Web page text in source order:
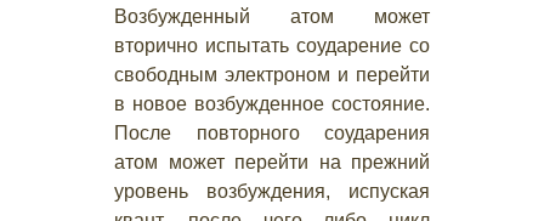
Возбужденный атом может
вторично испытать соударение со
свободным электроном и перейти
в новое возбужденное состояние.
После повторного соударения
атом может перейти на прежний
уровень возбуждения, испуская